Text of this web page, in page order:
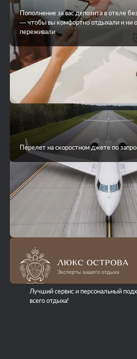
Пополнение за вас депозита в отеле
— чтобы вы комфортно отдыхали и ни
переживали
Перелет на скоростном джете по
Лучший сервис и персональный
всего отдыха!